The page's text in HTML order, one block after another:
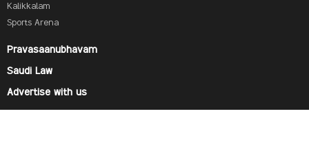
Kalikkalam
Sports Arena
Pravasaanubhavam
Saudi Law
Advertise with us